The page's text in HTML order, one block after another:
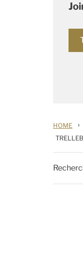
HOME ›